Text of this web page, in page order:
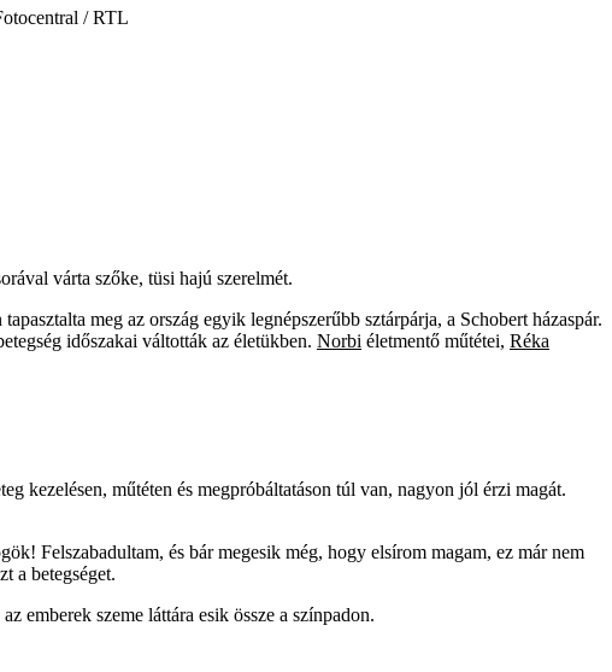
/ RTL
várta szőke, tüsi hajú szerelmét.
meg az ország egyik legnépszerűbb sztárpárja, a Schobert házaspár.
időszakai váltották az életükben. Norbi életmentő műtétei, Réka
kezelésen, műtéten és megpróbáltatáson túl van, nagyon jól érzi magát.
Felszabadultam, és bár megesik még, hogy elsírom magam, ez már nem
a betegséget.
emberek szeme láttára esik össze a színpadon.